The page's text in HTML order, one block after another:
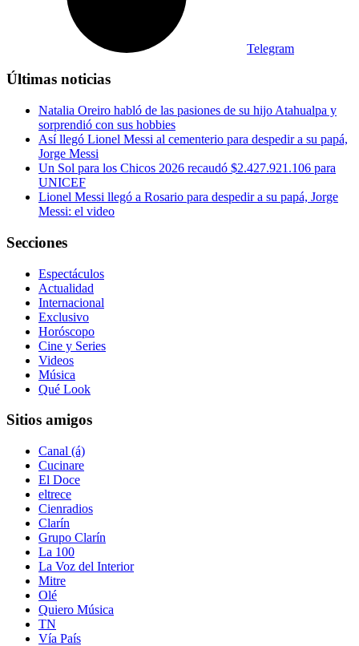
Telegram
Últimas noticias
Natalia Oreiro habló de las pasiones de su hijo Atahualpa y
sorprendió con sus hobbies
Así llegó Lionel Messi al cementerio para despedir a su papá,
Jorge Messi
Un Sol para los Chicos 2026 recaudó $2.427.921.106 para
UNICEF
Lionel Messi llegó a Rosario para despedir a su papá, Jorge
Messi: el video
Secciones
Espectáculos
Actualidad
Internacional
Exclusivo
Horóscopo
Cine y Series
Videos
Música
Qué Look
Sitios amigos
Canal (á)
Cucinare
El Doce
eltrece
Cienradios
Clarín
Grupo Clarín
La 100
La Voz del Interior
Mitre
Olé
Quiero Música
TN
Vía País